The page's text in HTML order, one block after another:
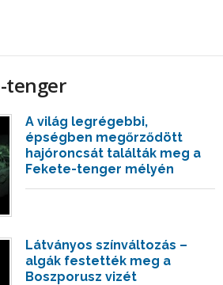
tenger
A világ legrégebbi,
épségben megőrződött
hajóroncsát találták meg a
Fekete-tenger mélyén
Látványos színváltozás –
algák festették meg a
Boszporusz vizét